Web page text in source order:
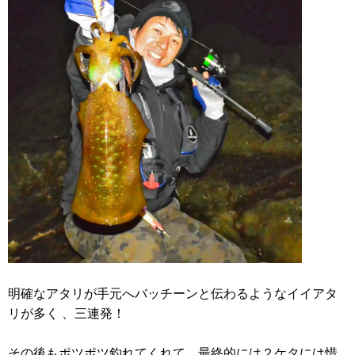
明確なアタリが手元へバッチーンと伝わるようなイイアタ
リが多く 、三連発！